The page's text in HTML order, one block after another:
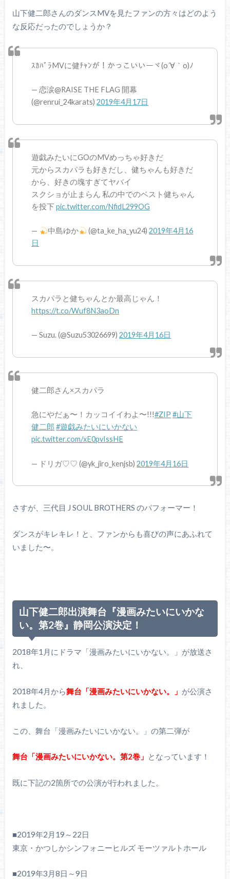
山下健二郎さんのダンスMVを見たファンの方々はどのよう
な反応だったのでしょうか？
ｽｶﾊﾟﾗMVに健ﾁｬﾝが！かっこいいーヾ(o´∀｀o)ﾉ
— 恋涙@RAISE THE FLAG 開幕
(@renrui_24karats)2019年4月17日
遊戯みたいにGOのMVめっちゃ好きだ
元からスカパラも好きだし、健ちゃんも好きだ
から、好きの塊すぎてヤバイ
スクショが止まらん 私の中でのベスト健ちゃん
を投下pic.twitter.com/NfidL299OG
— 中島ゆか (@ta_ke_ha_yu24)2019年4月16
日
スカパラと健ちゃんとか最高じゃん！
https://t.co/Wuf8N3aoDn
— Suzu. (@Suzu53026699)2019年4月16日
健二郎さん×スカパラ
急にやだぁ〜！カッコイイわよ〜!!!#ZIP #山下
健二郎 #遊戯みたいにいかない
pic.twitter.com/xE0pvIssHE
— ドリガ♡♡ (@yk_jiro_kenjsb)2019年4月16日
さすが、三代目 J SOUL BROTHERS のパフォーマー！
ダンスがキレキレ！と、ファンからも喜びの声にあふれて
いました〜。
山下健二郎出演舞台『漫画みたいにいかな
い。第2巻』静岡公演決定！
2018年1月にドラマ「漫画みたいにいかない。」が放送さ
れ、
2018年4月から舞台「漫画みたいにいかない。」 が公演さ
れました。
この、舞台「漫画みたいにいかない。」の第二弾が
舞台「漫画みたいにいかない。第2巻」 となっています！
既に下記の2箇所での公演が行われました。
■2019年2月19～22日
東京・かつしかシンフォニーヒルズ モーツァルトホール
■2019年3月8日～9日